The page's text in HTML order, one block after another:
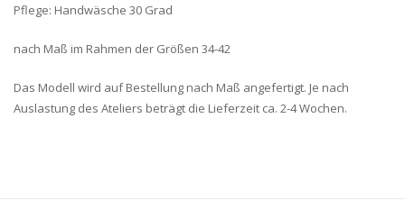
Pflege: Handwäsche 30 Grad
nach Maß im Rahmen der Größen 34-42
Das Modell wird auf Bestellung nach Maß angefertigt. Je nach
Auslastung des Ateliers beträgt die Lieferzeit ca. 2-4 Wochen.